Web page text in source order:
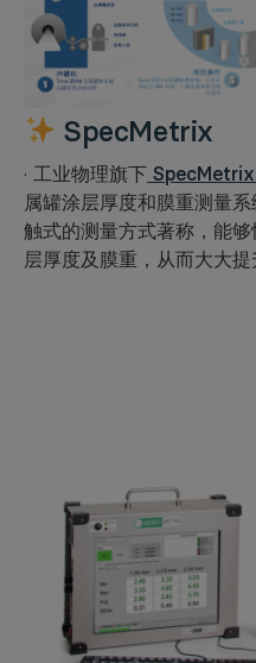
SpecMetrix
· 工业物理旗下 SpecMetrix
属罐涂层厚度和膜重测量
触式的测量方式著称，能
层厚度及膜重，从而大大提